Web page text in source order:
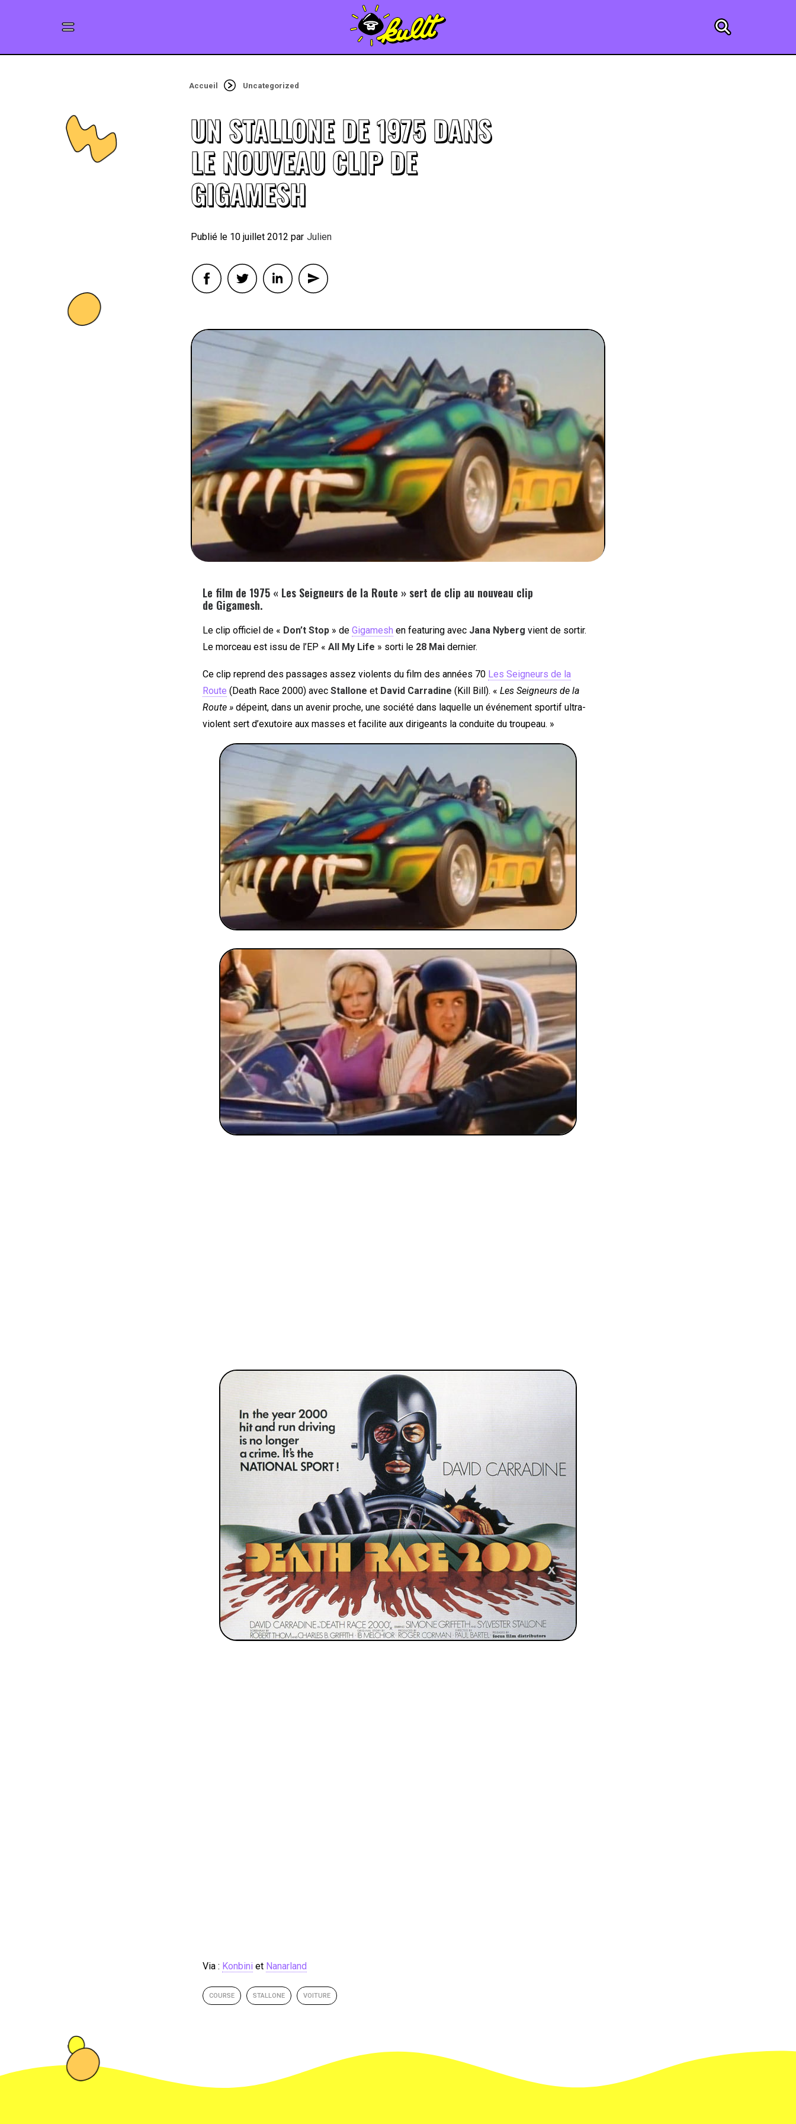
Accueil Uncategorized
UN STALLONE DE 1975 DANS
LE NOUVEAU CLIP DE
GIGAMESH
10 juillet 2012 By Julien
Le film de 1975 « Les Seigneurs de la Route » sert de clip au nouveau clip
de Gigamesh.
Le clip officiel de « Don’t Stop » de Gigamesh en featuring avec Jana Nyberg vient de sortir.
Le morceau est issu de l’EP « All My Life » sorti le 28 Mai dernier.
Ce clip reprend des passages assez violents du film des années 70 Les Seigneurs de la
Route (Death Race 2000) avec Stallone et David Carradine (Kill Bill). « Les Seigneurs de la
Route » dépeint, dans un avenir proche, une société dans laquelle un événement sportif ultra-
violent sert d’exutoire aux masses et facilite aux dirigeants la conduite du troupeau. »
Via : Konbini et Nanarland
COURSE STALLONE VOITURE